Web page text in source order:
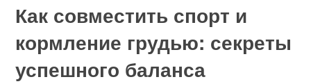
Как совместить спорт и
кормление грудью: секреты
успешного баланса